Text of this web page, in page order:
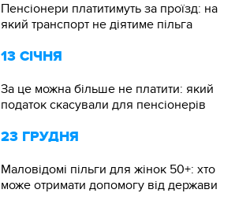
Пенсіонери платитимуть за проїзд: на
який транспорт не діятиме пільга
13 СІЧНЯ
За це можна більше не платити: який
податок скасували для пенсіонерів
23 ГРУДНЯ
Маловідомі пільги для жінок 50+: хто
може отримати допомогу від держави